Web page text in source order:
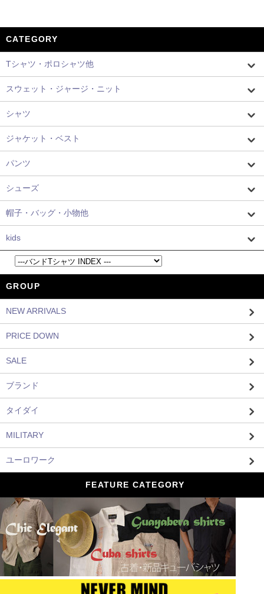
CATEGORY
Tシャツ・ポロシャツ他
スウェット・ジャージ・ニット
シャツ
ジャケット・ベスト
パンツ
シューズ
帽子・バッグ・小物他
kids
GROUP
NEW ARRIVALS
PRICE DOWN
SALE
ブランド
タイダイ
MILITARY
ユーロワーク
FEATURE CATEGORY